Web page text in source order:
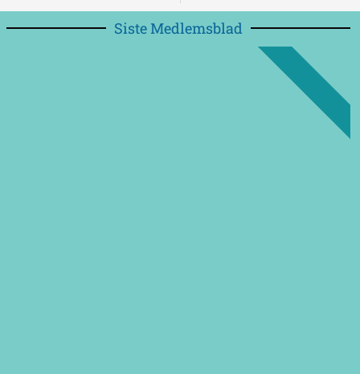
Siste Medlemsblad
NYTT